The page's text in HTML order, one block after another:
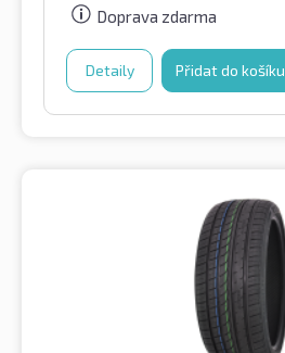
Doprava zdarma
Detaily Přidat do košíku